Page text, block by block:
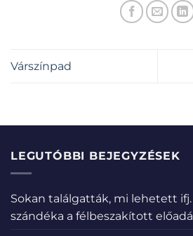
Várszínpad
LEGUTÓBBI BEJEGYZÉSEK
Sokan találgatták, mi lehetett
szándéka a félbeszakított